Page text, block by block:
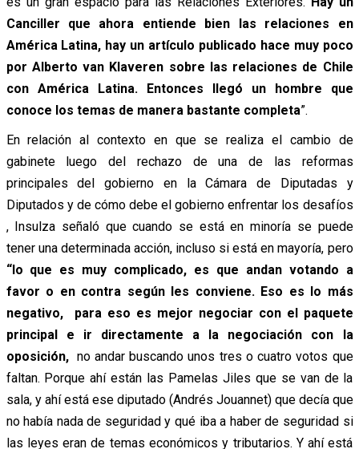
Canciller que ahora entiende bien las relaciones en
América Latina, hay un artículo publicado hace muy poco
por Alberto van Klaveren sobre las relaciones de Chile
con América Latina. Entonces llegó un hombre que
conoce los temas de manera bastante completa”.
En relación al contexto en que se realiza el cambio de
gabinete luego del rechazo de una de las reformas
principales del gobierno en la Cámara de Diputadas y
Diputados y de cómo debe el gobierno enfrentar los desafíos
, Insulza señaló que cuando se está en minoría se puede
tener una determinada acción, incluso si está en mayoría, pero
“lo que es muy complicado, es que andan votando a
favor o en contra según les conviene. Eso es lo más
negativo, para eso es mejor negociar con el paquete
principal e ir directamente a la negociación con la
oposición,no andar buscando unos tres o cuatro votos que
faltan. Porque ahí están las Pamelas Jiles que se van de la
sala, y ahí está ese diputado (Andrés Jouannet) que decía que
no había nada de seguridad y qué iba a haber de seguridad si
las leyes eran de temas económicos y tributarios. Y ahí está